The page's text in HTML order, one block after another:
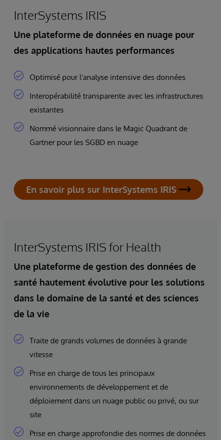
InterSystems IRIS
Une plateforme de données en nuage pour
des applications hautes performances
Optimisé pour l'analyse intensive des données
Interopérabilité transparente avec les infrastructures
existantes
Nommé visionnaire dans le Magic Quadrant de
Gartner pour les SGBD en nuage
En savoir plus sur InterSystems IRIS
InterSystems IRIS for Health
Une plateforme de gestion des données de
santé hautement évolutive pour les solutions
dans le domaine de la santé et des sciences
de la vie
Traite de grands volumes de données à grande
vitesse
Prise en charge de tous les principaux
environnements de développement et de
déploiement dans un nuage public ou privé, ou sur
site
Prise en charge approfondie des normes de données